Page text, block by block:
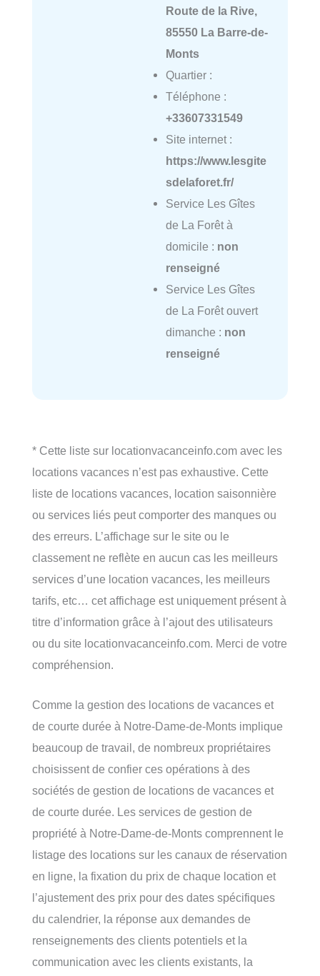
Route de la Rive,
85550 La Barre-de-
Monts
Quartier :
Téléphone :
+33607331549
Site internet :
https://www.lesgite
sdelaforet.fr/
Service Les Gîtes
de La Forêt à
domicile : non
renseigné
Service Les Gîtes
de La Forêt ouvert
dimanche : non
renseigné
* Cette liste sur locationvacanceinfo.com avec les
locations vacances n’est pas exhaustive. Cette
liste de locations vacances, location saisonnière
ou services liés peut comporter des manques ou
des erreurs. L’affichage sur le site ou le
classement ne reflète en aucun cas les meilleurs
services d’une location vacances, les meilleurs
tarifs, etc… cet affichage est uniquement présent à
titre d’information grâce à l’ajout des utilisateurs
ou du site locationvacanceinfo.com. Merci de votre
compréhension.
Comme la gestion des locations de vacances et
de courte durée à Notre-Dame-de-Monts implique
beaucoup de travail, de nombreux propriétaires
choisissent de confier ces opérations à des
sociétés de gestion de locations de vacances et
de courte durée. Les services de gestion de
propriété à Notre-Dame-de-Monts comprennent le
listage des locations sur les canaux de réservation
en ligne, la fixation du prix de chaque location et
l’ajustement des prix pour des dates spécifiques
du calendrier, la réponse aux demandes de
renseignements des clients potentiels et la
communication avec les clients existants, la